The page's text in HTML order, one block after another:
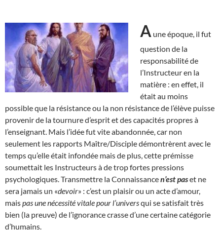
A une époque, il fut
question de la
responsabilité de
l’Instructeur en la
matière : en effet, il
était au moins
possible que la résistance ou la non résistance de l’élève puisse
provenir de la tournure d’esprit et des capacités propres à
l’enseignant. Mais l’idée fut vite abandonnée, car non
seulement les rapports Maître/Disciple démontrèrent avec le
temps qu’elle était infondée mais de plus, cette prémisse
soumettait les Instructeurs à de trop fortes pressions
psychologiques. Transmettre la Connaissancen’est paset ne
sera jamais un «devoir» : c’est un plaisir ou un acte d’amour,
maispas une nécessité vitale pour l’universqui se satisfait très
bien (la preuve) de l’ignorance crasse d’une certaine catégorie
d’humains.